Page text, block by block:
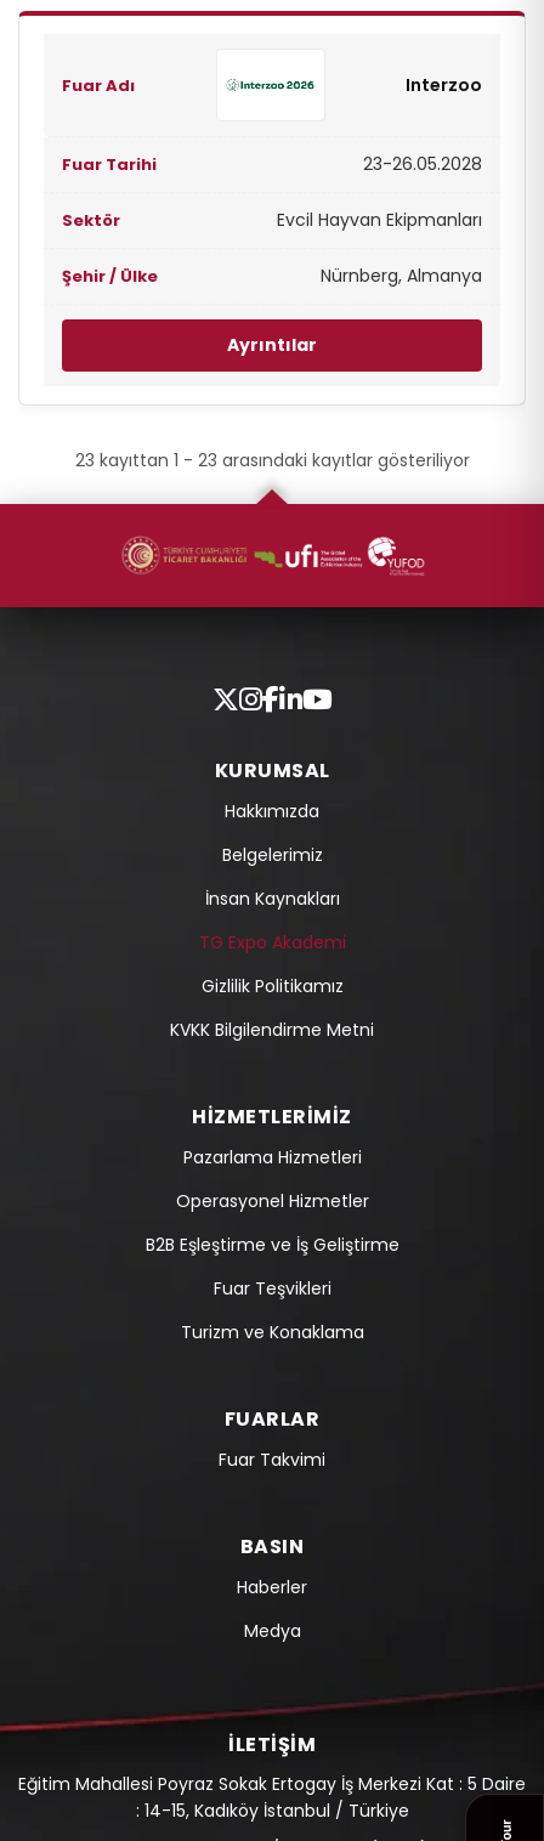
Interzoo
23-26.05.2028
Evcil Hayvan Ekipmanları
Nürnberg, Almanya
Ayrıntılar
23 kayıttan 1 - 23 arasındaki kayıtlar gösteriliyor
KURUMSAL
Hakkımızda
Belgelerimiz
İnsan Kaynakları
TG Expo Akademi
Gizlilik Politikamız
KVKK Bilgilendirme Metni
HIZMETLERIMIZ
Pazarlama Hizmetleri
Operasyonel Hizmetler
B2B Eşleştirme ve İş Geliştirme
Fuar Teşvikleri
Turizm ve Konaklama
FUARLAR
Fuar Takvimi
BASIN
Haberler
Medya
İLETIŞIM
Eğitim Mahallesi Poyraz Sokak Ertogay İş Merkezi Kat : 5 Daire
: 14-15, Kadıköy İstanbul / Türkiye